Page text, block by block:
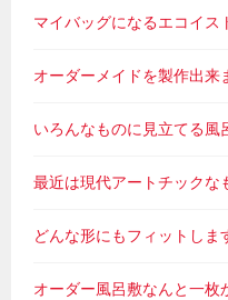
マイバッグになるエコイス
オーダーメイドを製作出来
いろんなものに見立てる風
最近は現代アートチックな
どんな形にもフィットしま
オーダー風呂敷なんと一枚